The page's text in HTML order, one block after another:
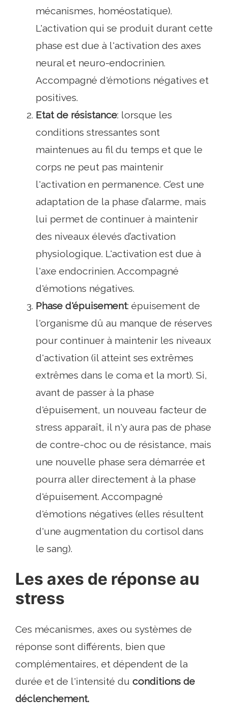
mécanismes, homéostatique).
L'activation qui se produit durant cette
phase est due à l'activation des axes
neural et neuro-endocrinien.
Accompagné d'émotions négatives et
positives.
Etat de résistance: lorsque les
conditions stressantes sont
maintenues au fil du temps et que le
corps ne peut pas maintenir
l'activation en permanence. C’est une
adaptation de la phase d’alarme, mais
lui permet de continuer à maintenir
des niveaux élevés d’activation
physiologique. L'activation est due à
l'axe endocrinien. Accompagné
d'émotions négatives.
Phase d'épuisement: épuisement de
l'organisme dû au manque de réserves
pour continuer à maintenir les niveaux
d'activation (il atteint ses extrêmes
extrêmes dans le coma et la mort). Si,
avant de passer à la phase
d'épuisement, un nouveau facteur de
stress apparaît, il n'y aura pas de phase
de contre-choc ou de résistance, mais
une nouvelle phase sera démarrée et
pourra aller directement à la phase
d'épuisement. Accompagné
d'émotions négatives (elles résultent
d'une augmentation du cortisol dans
le sang).
Les axes de réponse au
stress
Ces mécanismes, axes ou systèmes de
réponse sont différents, bien que
complémentaires, et dépendent de la
durée et de l'intensité du conditions de
déclenchement.